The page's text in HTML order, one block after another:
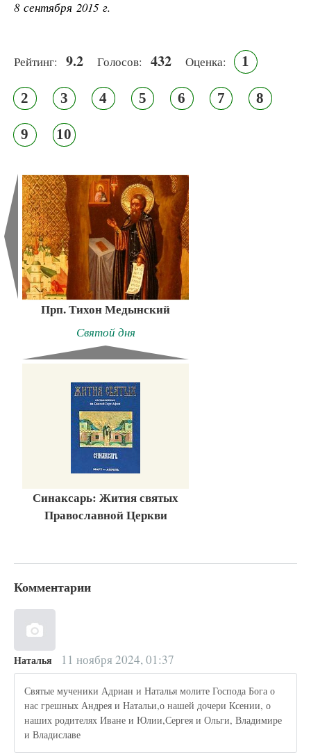
8 сентября 2015 г.
Рейтинг: 9.2 Голосов: 432 Оценка: 1
2 3 4 5 6 7 8
9 10
Прп. Тихон Медынский
Святой дня
Синаксарь: Жития святых
Православной Церкви
Комментарии
Наталья 11 ноября 2024, 01:37
Святые мученики Адриан и Наталья молите Господа Бога о
нас грешных Андрея и Натальи,о нашей дочери Ксении, о
наших родителях Иване и Юлии,Сергея и Ольги, Владимире
и Владиславе